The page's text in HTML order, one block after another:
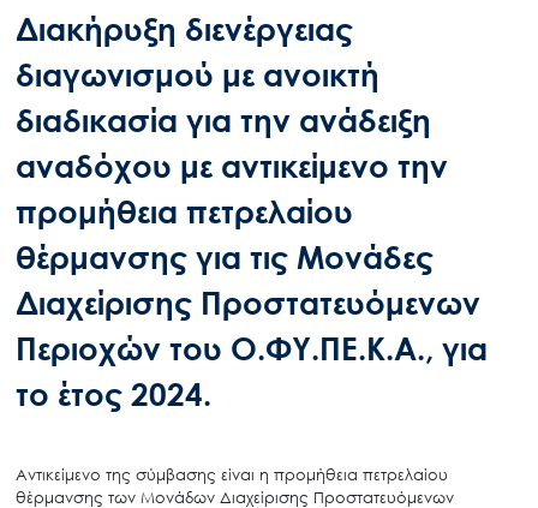
Διακήρυξη διενέργειας
διαγωνισμού με ανοικτή
διαδικασία για την ανάδειξη
αναδόχου με αντικείμενο την
προμήθεια πετρελαίου
θέρμανσης για τις Μονάδες
Διαχείρισης Προστατευόμενων
Περιοχών του Ο.ΦΥ.ΠΕ.Κ.Α., για
το έτος 2024.
Αντικείμενο της σύμβασης είναι η προμήθεια πετρελαίου
θέρμανσης των Μονάδων Διαχείρισης Προστατευόμενων